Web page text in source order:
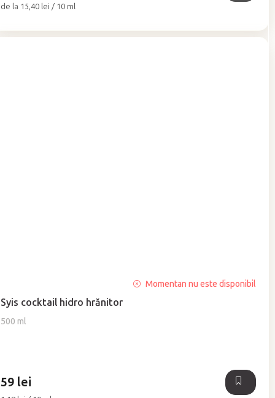
Evaluare
de la 15,40 lei / 10 ml
Syis cocktail hidro hrănitor
500 ml
medie
a
produsului
stele.
Momentan nu este disponibil
59 lei